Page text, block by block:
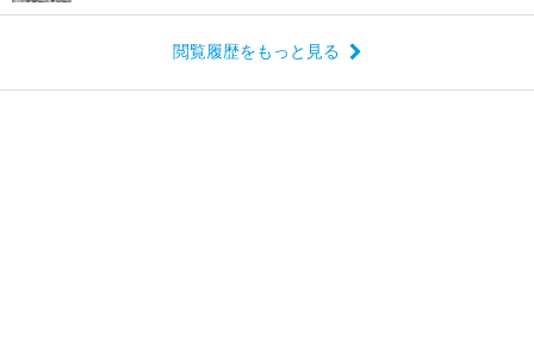
閲覧履歴をもっと見る